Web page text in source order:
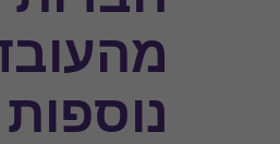
נוספות